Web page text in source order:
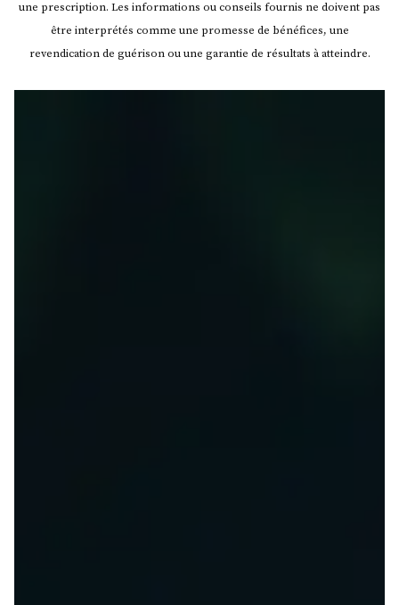
une prescription. Les informations ou conseils fournis ne doivent pas
être interprétés comme une promesse de bénéfices, une
revendication de guérison ou une garantie de résultats à atteindre.